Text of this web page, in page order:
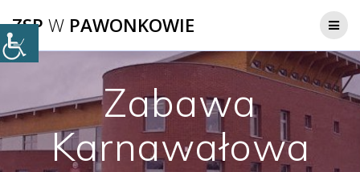
do
ZSP W PAWONKOWIE
Zabawa
Karnawałowa